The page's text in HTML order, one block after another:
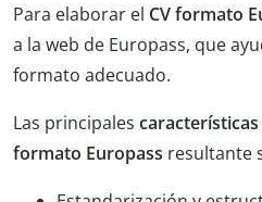
Para elaborar el CV formato
a la web de Europass, que
formato adecuado.
Las principales características
formato Europass resultante